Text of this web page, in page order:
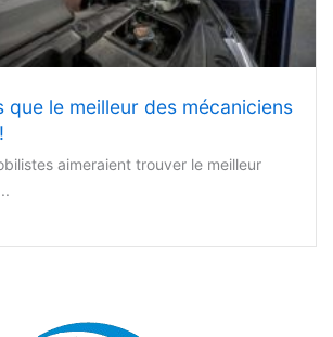
que le meilleur des mécaniciens
aimeraient trouver le meilleur